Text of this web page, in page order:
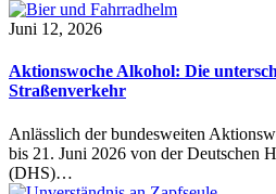
Juni 12, 2026
Aktionswoche Alkohol: Die
Straßenverkehr
Anlässlich der bundesweiten
bis 21. Juni 2026 von der Deutschen
(DHS)…